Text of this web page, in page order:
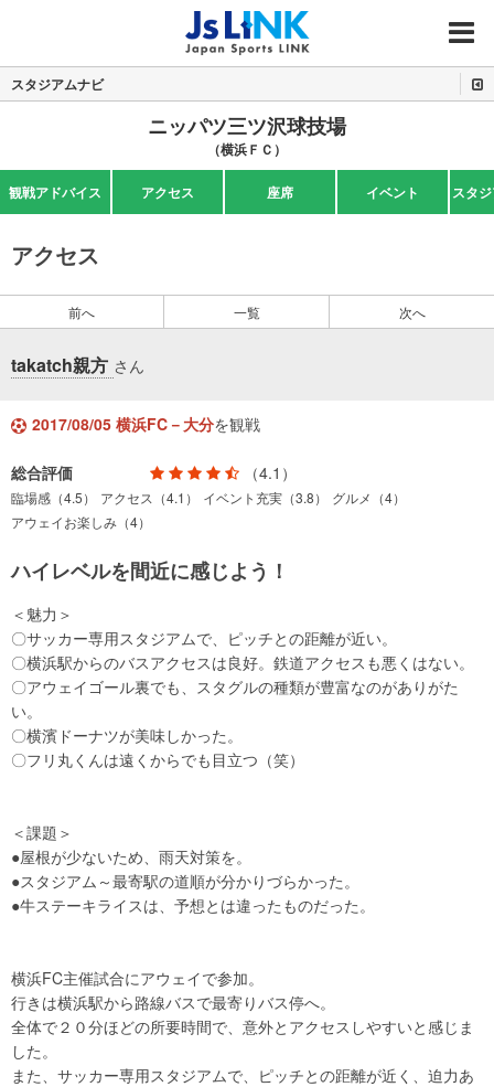
MENU
スタジアムナビ
ニッパツ三ツ沢球技場
（横浜ＦＣ）
観戦アドバイス アクセス 座席 イベント スタ
アクセス
前へ 一覧 次へ
takatch親方 さん
2017/08/05 横浜FC－大分を観戦
総合評価 （4.1）
臨場感（4.5） アクセス（4.1） イベント充実（3.8）
グルメ（4）
アウェイお楽しみ（4）
ハイレベルを間近に感じよう！
＜魅力＞
〇サッカー専用スタジアムで、ピッチとの距離が近い。
〇横浜駅からのバスアクセスは良好。鉄道アクセスも悪くはない。
〇アウェイゴール裏でも、スタグルの種類が豊富なのがありがた
い。
〇横濱ドーナツが美味しかった。
〇フリ丸くんは遠くからでも目立つ（笑）
＜課題＞
●屋根が少ないため、雨天対策を。
●スタジアム～最寄駅の道順が分かりづらかった。
●牛ステーキライスは、予想とは違ったものだった。
横浜FC主催試合にアウェイで参加。
行きは横浜駅から路線バスで最寄りバス停へ。
全体で２０分ほどの所要時間で、意外とアクセスしやすいと感じま
した。
また、サッカー専用スタジアムで、ピッチとの距離が近く、迫力あ